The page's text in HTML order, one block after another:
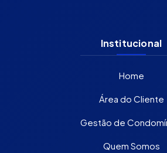
Institucional
Home
Área do Cliente
Gestão de
Quem Somos